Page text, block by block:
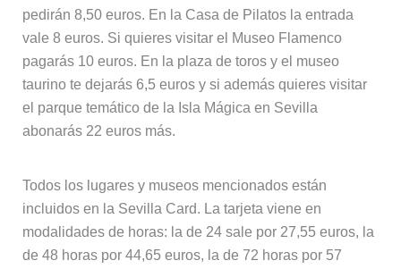
pedirán 8,50 euros. En la Casa de Pilatos la entrada
vale 8 euros. Si quieres visitar el Museo Flamenco
pagarás 10 euros. En la plaza de toros y el museo
taurino te dejarás 6,5 euros y si además quieres visitar
el parque temático de la Isla Mágica en Sevilla
abonarás 22 euros más.
Todos los lugares y museos mencionados están
incluidos en la Sevilla Card. La tarjeta viene en
modalidades de horas: la de 24 sale por 27,55 euros, la
de 48 horas por 44,65 euros, la de 72 horas por 57